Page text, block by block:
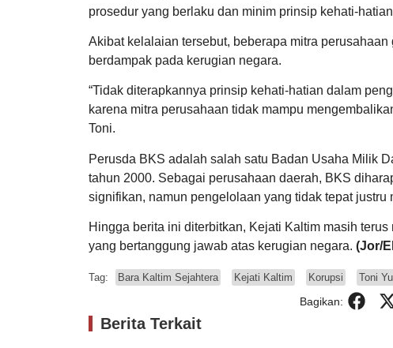
prosedur yang berlaku dan minim prinsip kehati-
Akibat kelalaian tersebut, beberapa mitra
berdampak pada kerugian negara.
“Tidak diterapkannya prinsip kehati-hatian dalam
karena mitra perusahaan tidak mampu
Toni.
Perusda BKS adalah salah satu Badan Usaha Milik
tahun 2000. Sebagai perusahaan daerah, BKS
signifikan, namun pengelolaan yang tidak tepat
Hingga berita ini diterbitkan, Kejati Kaltim masih
yang bertanggung jawab atas kerugian negara. (Jor/
Tag: Bara Kaltim Sejahtera Kejati Kaltim Korupsi Toni
Bagikan:
Berita Terkait